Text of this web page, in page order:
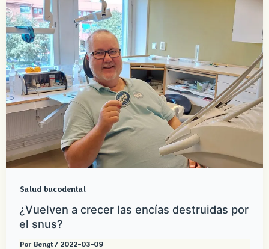
Salud bucodental
¿Vuelven a crecer las encías destruidas por
el snus?
Por Bengt / 2022-03-09